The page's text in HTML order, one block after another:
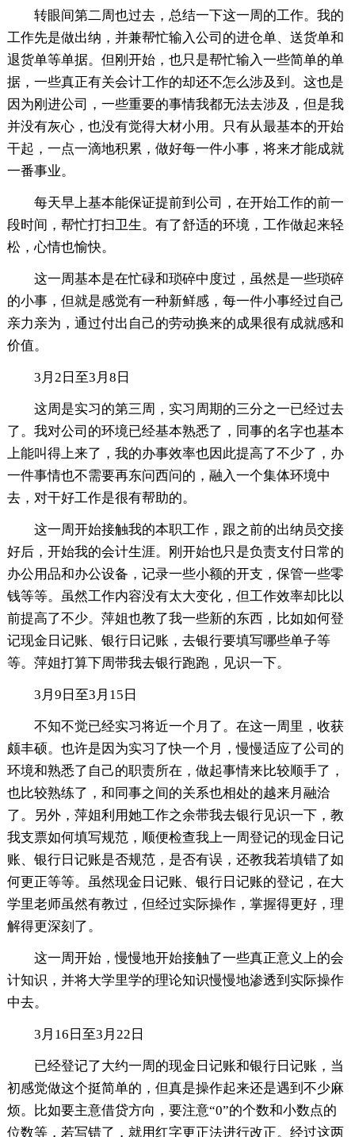
转眼间第二周也过去，总结一下这一周的工作。我的
工作先是做出纳，并兼帮忙输入公司的进仓单、送货单和
退货单等单据。但刚开始，也只是帮忙输入一些简单的单
据，一些真正有关会计工作的却还不怎么涉及到。这也是
因为刚进公司，一些重要的事情我都无法去涉及，但是我
并没有灰心，也没有觉得大材小用。只有从最基本的开始
干起，一点一滴地积累，做好每一件小事，将来才能成就
一番事业。
每天早上基本能保证提前到公司，在开始工作的前一
段时间，帮忙打扫卫生。有了舒适的环境，工作做起来轻
松，心情也愉快。
这一周基本是在忙碌和琐碎中度过，虽然是一些琐碎
的小事，但就是感觉有一种新鲜感，每一件小事经过自己
亲力亲为，通过付出自己的劳动换来的成果很有成就感和
价值。
3月2日至3月8日
这周是实习的第三周，实习周期的三分之一已经过去
了。我对公司的环境已经基本熟悉了，同事的名字也基本
上能叫得上来了，我的办事效率也因此提高了不少了，办
一件事情也不需要再东问西问的，融入一个集体环境中
去，对干好工作是很有帮助的。
这一周开始接触我的本职工作，跟之前的出纳员交接
好后，开始我的会计生涯。刚开始也只是负责支付日常的
办公用品和办公设备，记录一些小额的开支，保管一些零
钱等等。虽然工作内容没有太大变化，但工作效率却比以
前提高了不少。萍姐也教了我一些新的东西，比如如何登
记现金日记账、银行日记账，去银行要填写哪些单子等
等。萍姐打算下周带我去银行跑跑，见识一下。
3月9日至3月15日
不知不觉已经实习将近一个月了。在这一周里，收获
颇丰硕。也许是因为实习了快一个月，慢慢适应了公司的
环境和熟悉了自己的职责所在，做起事情来比较顺手了，
也比较熟练了，和同事之间的关系也相处的越来月融洽
了。另外，萍姐利用她工作之余带我去银行见识一下，教
我支票如何填写规范，顺便检查我上一周登记的现金日记
账、银行日记账是否规范，是否有误，还教我若填错了如
何更正等等。虽然现金日记账、银行日记账的登记，在大
学里老师虽然有教过，但经过实际操作，掌握得更好，理
解得更深刻了。
这一周开始，慢慢地开始接触了一些真正意义上的会
计知识，并将大学里学的理论知识慢慢地渗透到实际操作
中去。
3月16日至3月22日
已经登记了大约一周的现金日记账和银行日记账，当
初感觉做这个挺简单的，但真是操作起来还是遇到不少麻
烦。比如要主意借贷方向，要注意“0”的个数和小数点的
位数等，若写错了，就用红字更正法进行改正。经过这两